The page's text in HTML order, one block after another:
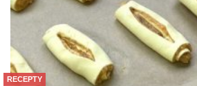
RECEPTY